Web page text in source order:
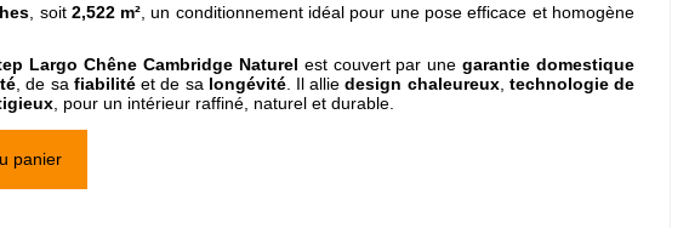
, soit 2,522 m², un conditionnement idéal pour une pose efficace et homogène
Largo Chêne Cambridge Naturel est couvert par unegarantie domestique
, de sa fiabilitéet de sa longévité. Il alliedesign chaleureux, technologie de
, pour un intérieur raffiné, naturel et durable.
panier